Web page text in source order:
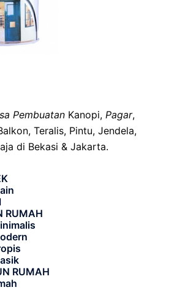
Pembuatan Kanopi, Pagar,
Teralis, Pintu, Jendela,
di Bekasi & Jakarta.
RUMAH
RUMAH